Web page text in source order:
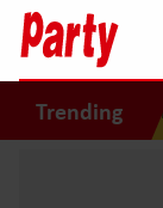
Trending